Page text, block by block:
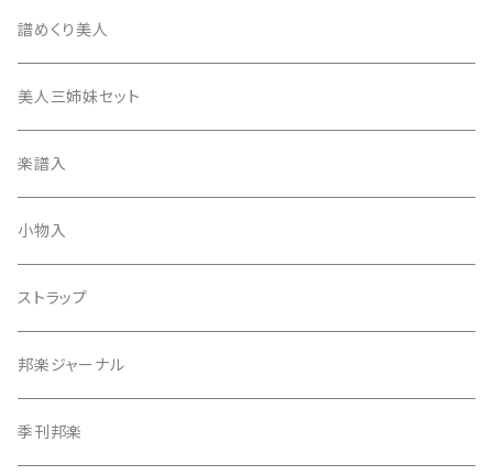
地唄撥
撥滑り止めゴム
ひざゴム・胴ゴム・おひざもと
天神袋
天神巾着
指すり
つぼシール
撥皮・撥皮のり
譜めくり美人
美人三姉妹セット
楽譜入
小物入
ストラップ
邦楽ジャーナル
季刊邦楽